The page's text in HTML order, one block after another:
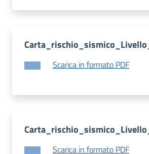
Scarica in formato PDF
Scarica in formato PDF